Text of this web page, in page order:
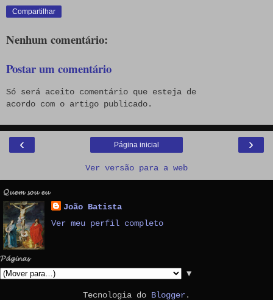
Compartilhar
Nenhum comentário:
Postar um comentário
Só será aceito comentário que esteja de
acordo com o artigo publicado.
‹ ›
Página inicial
Ver versão para a web
𝓠𝓾𝓮𝓶 𝓼𝓸𝓾 𝓮𝓾
João Batista
Ver meu perfil completo
𝓟𝓪́𝓰𝓲𝓷𝓪𝓼
▼
Tecnologia do Blogger.